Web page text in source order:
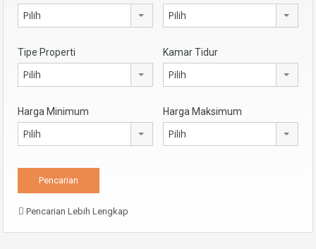
Pilih Pilih
Tipe Properti
Pilih
Kamar Tidur
Pilih
Harga Minimum
Pilih
Harga Maksimum
Pilih
Pencarian Lebih Lengkap